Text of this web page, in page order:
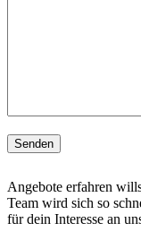
Angebote erfahren
Team wird sich so
für dein Interesse an